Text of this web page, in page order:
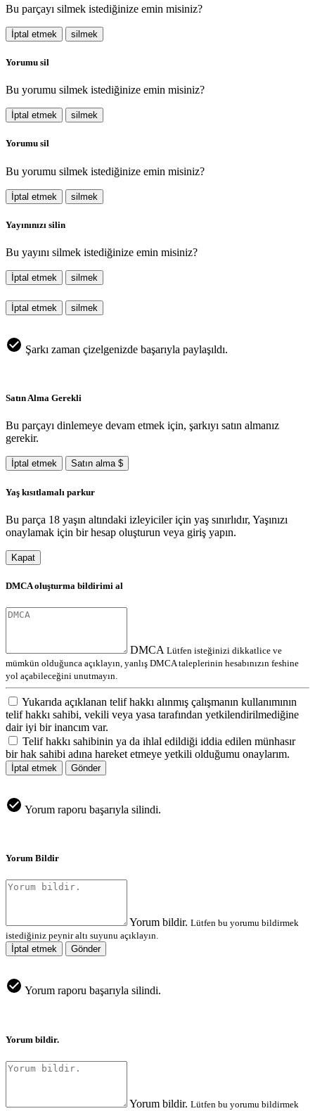
Bu parçayı silmek istediğinize emin misiniz?
İptal etmek silmek
Yorumu sil
Bu yorumu silmek istediğinize emin misiniz?
İptal etmek silmek
Yorumu sil
Bu yorumu silmek istediğinize emin misiniz?
İptal etmek silmek
Yayınınızı silin
Bu yayını silmek istediğinize emin misiniz?
İptal etmek silmek
İptal etmek silmek
Şarkı zaman çizelgenizde başarıyla paylaşıldı.
Satın Alma Gerekli
Bu parçayı dinlemeye devam etmek için, şarkıyı satın almanız
gerekir.
İptal etmek Satın alma $
Yaş kısıtlamalı parkur
Bu parça 18 yaşın altındaki izleyiciler için yaş sınırlıdır, Yaşınızı
onaylamak için bir hesap oluşturun veya giriş yapın.
Kapat
DMCA oluşturma bildirimi al
DMCA Lütfen isteğinizi dikkatlice ve
mümkün olduğunca açıklayın, yanlış DMCA taleplerinin hesabınızın feshine
yol açabileceğini unutmayın.
Yukarıda açıklanan telif hakkı alınmış çalışmanın kullanımının
telif hakkı sahibi, vekili veya yasa tarafından yetkilendirilmediğine
dair iyi bir inancım var.
Telif hakkı sahibinin ya da ihlal edildiği iddia edilen münhasır
bir hak sahibi adına hareket etmeye yetkili olduğumu onaylarım.
İptal etmek Gönder
Yorum raporu başarıyla silindi.
Yorum Bildir
Yorum bildir. Lütfen bu yorumu bildirmek
istediğiniz peynir altı suyunu açıklayın.
İptal etmek
Gönder
Yorum raporu başarıyla silindi.
Yorum bildir.
Yorum bildir. Lütfen bu yorumu bildirmek